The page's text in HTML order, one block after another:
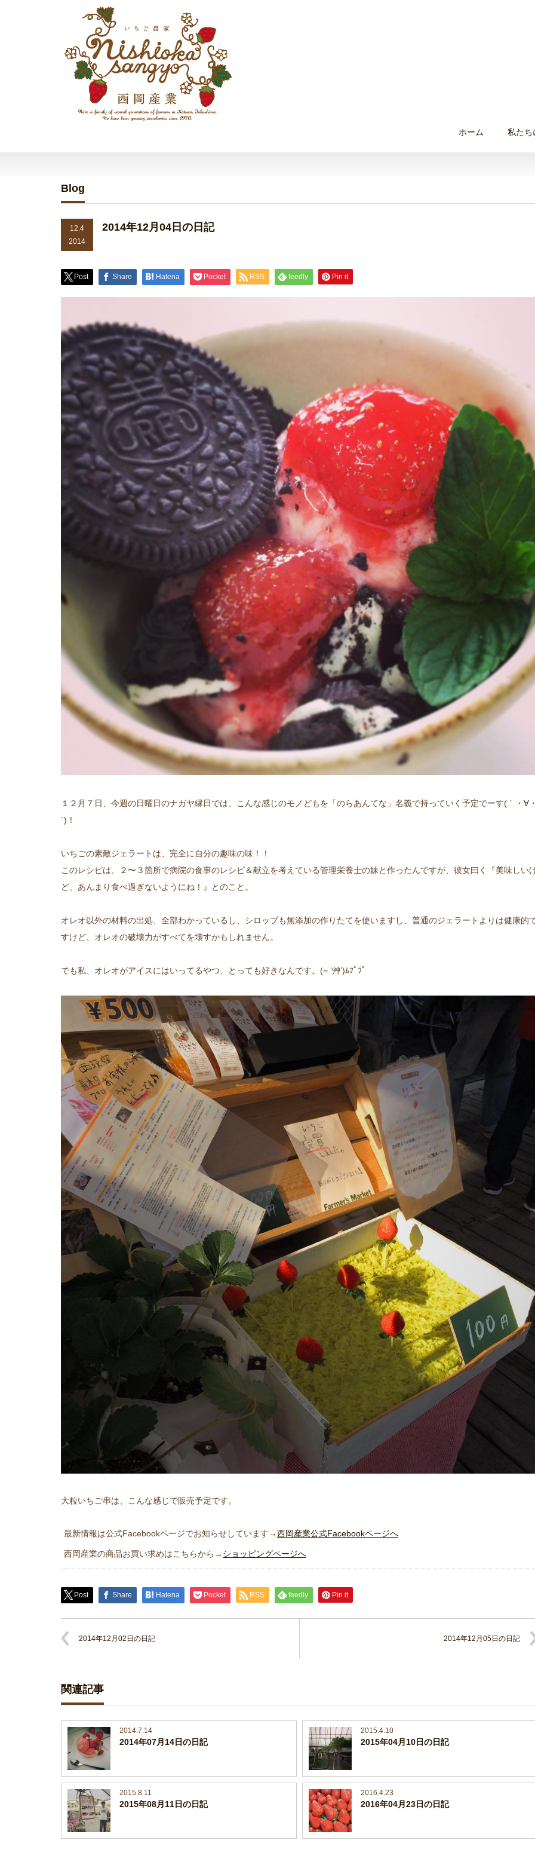
ホーム 私たち
Blog
12.4
2014
2014年12月04日の日記
Post Share Hatena Pocket RSS feedly Pin it
１２月７日、今週の日曜日のナガヤ縁日では、こんな感じのモノどもを「のらあんてな」名義で持っていく予定でーす(｀・∀・
´)！
いちごの素敵ジェラートは、完全に自分の趣味の味！！
このレシピは、２〜３箇所で病院の食事のレシピ＆献立を考えている管理栄養士の妹と作ったんですが、彼女曰く『美味しい
ど、あんまり食べ過ぎないようにね！』とのこと。
オレオ以外の材料の出処、全部わかっているし、シロップも無添加の作りたてを使いますし、普通のジェラートよりは健康的
すけど、オレオの破壊力がすべてを壊すかもしれません。
でも私、オレオがアイスにはいってるやつ、とっても好きなんです。(= ‘艸’)ﾑﾌﾟﾌﾟ
大粒いちご串は、こんな感じで販売予定です。
最新情報は公式Facebookページでお知らせしています→西岡産業公式Facebookページへ
西岡産業の商品お買い求めはこちらから→ ショッピングページへ
Post Share Hatena Pocket RSS feedly Pin it
2014年12月02日の日記 2014年12月05日の日記
関連記事
2014.7.14
2014年07月14日の日記
2015.4.10
2015年04月10日の日記
2015.8.11
2015年08月11日の日記
2016.4.23
2016年04月23日の日記